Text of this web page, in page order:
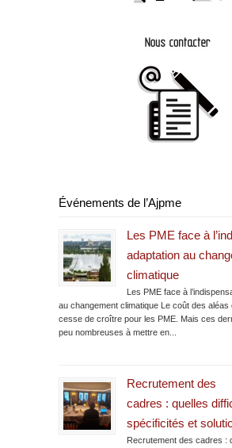
Événements de l’Ajpme
Les PME face à
adaptation au
climatique
Les PME face à
au changement climatique Le coût des aléas
cesse de croître pour les PME. Mais ces
peu nombreuses à mettre en...
Recrutement des
cadres : quelles
spécificités et
Recrutement des cadres :